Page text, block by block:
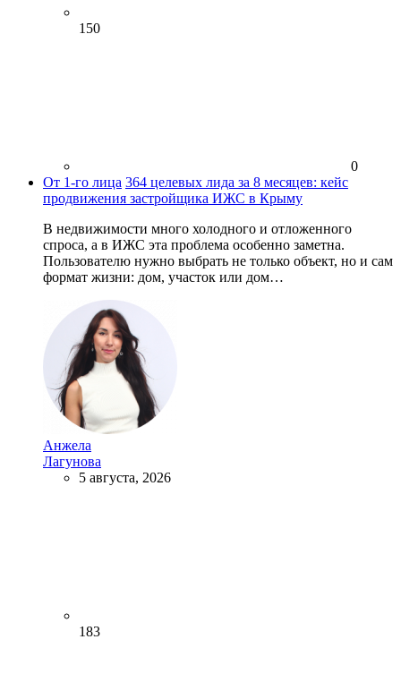
150
0
От 1-го лица 364 целевых лида за 8 месяцев: кейс
продвижения застройщика ИЖС в Крыму
В недвижимости много холодного и отложенного
спроса, а в ИЖС эта проблема особенно заметна.
Пользователю нужно выбрать не только объект, но и сам
формат жизни: дом, участок или дом…
Анжела
Лагунова
5 августа, 2026
183